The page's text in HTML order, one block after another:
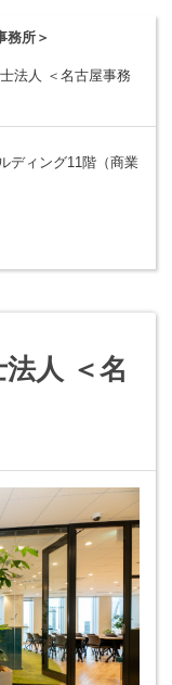
務所＞
法人 ＜名古屋事務
ディング11階（商業
人 ＜名